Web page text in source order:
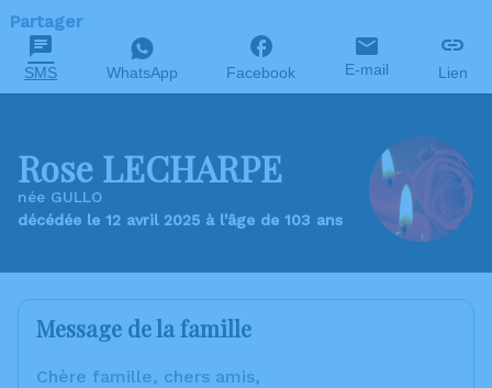
Partager
SMS WhatsApp Facebook E-mail Lien
Rose LECHARPE
née GULLO
décédée le 12 avril 2025 à l'âge de 103 ans
Message de la famille
Chère famille, chers amis,